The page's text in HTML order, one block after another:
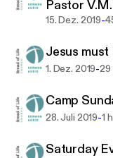
Pastor
15. Dez. 2019-
1. Dez. 2019-29
Camp
28. Juli 2019-1
Saturday